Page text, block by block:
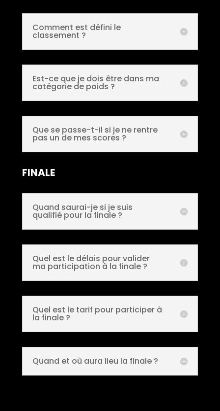
Comment est défini le
classement ?
Est-ce que je dois être dans ma
catégorie de poids ?
Que se passe-t-il si je ne rentre
pas un de mes scores ?
FINALE
Quand saurai-je si je suis
qualifié pour la finale ?
Quel est le délais pour valider
ma participation à la finale ?
Quel est le tarif pour participer à
la finale ?
Quand et où aura lieu la finale ?